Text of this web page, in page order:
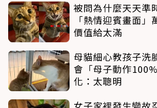
被問為什麼天天準
「熱情迎賓畫面
價值給太滿
母貓細心教孩子洗
會「母子動作
化：太聰明